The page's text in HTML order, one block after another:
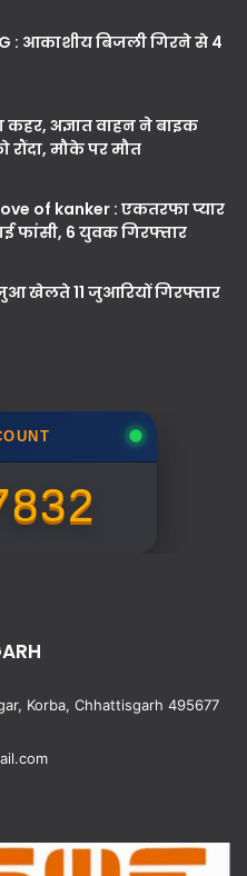
: आकाशीय बिजली गिरने से 4
कहर, अज्ञात वाहन ने बाइक
रौंदा, मौके पर मौत
of kanker : एकतरफा प्यार
फांसी, 6 युवक गिरफ्तार
जुआ खेलते 11 जुआरियों गिरफ्तार
Korba, Chhattisgarh 495677